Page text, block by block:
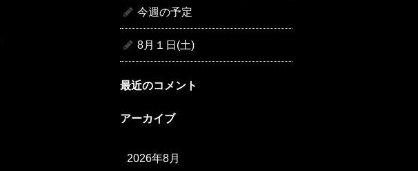
今週の予定
8月１日(土)
最近のコメント
アーカイブ
2026年8月